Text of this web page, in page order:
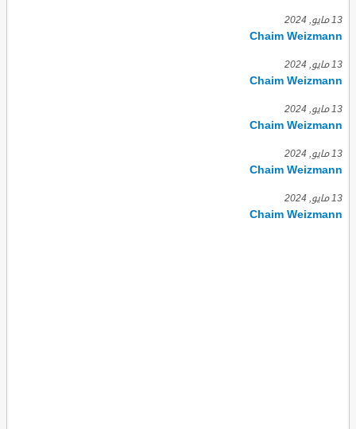
13 مايو, 2024
Chaim Weizmann
13 مايو, 2024
Chaim Weizmann
13 مايو, 2024
Chaim Weizmann
13 مايو, 2024
Chaim Weizmann
13 مايو, 2024
Chaim Weizmann